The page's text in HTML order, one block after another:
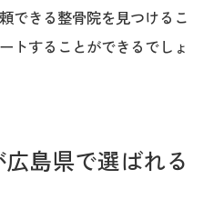
できる整骨院を見つけるこ
トすることができるでしょ
島県で選ばれる